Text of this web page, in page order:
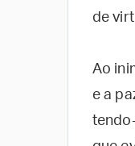
de
Ao
e a